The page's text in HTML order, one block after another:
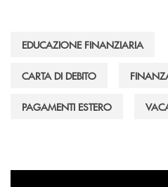
EDUCAZIONE FINANZIARIA
CARTA DI DEBITO
PAGAMENTI ESTERO